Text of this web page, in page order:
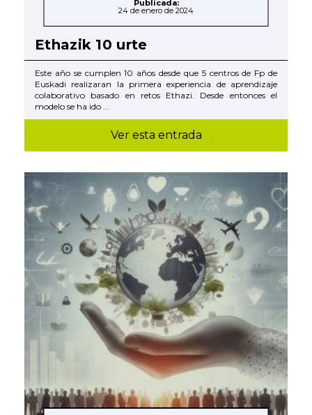
Publicada:
24 de enero de 2024
Ethazik 10 urte
Este año se cumplen 10 años desde que 5 centros de Fp de
Euskadi realizaran la primera experiencia de aprendizaje
colaborativo basado en retos Ethazi. Desde entonces el
modelo se ha ido ...
Ver esta entrada